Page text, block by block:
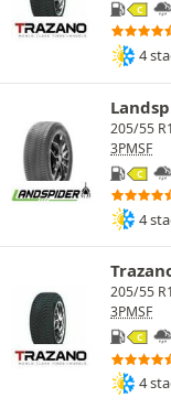
C
4
205/55
3PMSF
C
4
205/55
3PMSF
C
4